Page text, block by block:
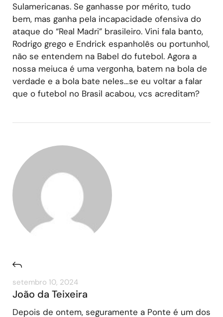
Sulamericanas. Se ganhasse por mérito, tudo
bem, mas ganha pela incapacidade ofensiva do
ataque do “Real Madri” brasileiro. Vini fala banto,
Rodrigo grego e Endrick espanholês ou portunhol,
não se entendem na Babel do futebol. Agora a
nossa meiuca é uma vergonha, batem na bola de
verdade e a bola bate neles…se eu voltar a falar
que o futebol no Brasil acabou, vcs acreditam?
setembro 10, 2024
João da Teixeira
Depois de ontem, seguramente a Ponte é um dos